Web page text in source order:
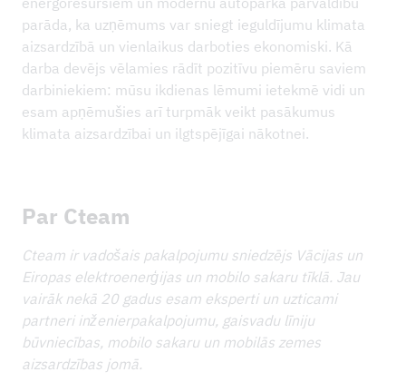
parāda, ka uzņēmums var sniegt ieguldījumu klimata
aizsardzībā un vienlaikus darboties ekonomiski. Kā
darba devējs vēlamies rādīt pozitīvu piemēru saviem
darbiniekiem: mūsu ikdienas lēmumi ietekmē vidi un
esam apņēmušies arī turpmāk veikt pasākumus
klimata aizsardzībai un ilgtspējīgai nākotnei.
Par Cteam
Cteam ir vadošais pakalpojumu sniedzējs Vācijas un
Eiropas elektroenerģijas un mobilo sakaru tīklā. Jau
vairāk nekā 20 gadus esam eksperti un uzticami
partneri inženierpakalpojumu, gaisvadu līniju
būvniecības, mobilo sakaru un mobilās zemes
aizsardzības jomā.